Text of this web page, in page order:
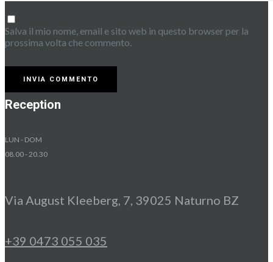
Salva il mio nome, email e sito web in questo browser per la
prossima volta che commento.
Reception
LUN - DOM
08.00 - 20.30
Via August Kleeberg, 7, 39025 Naturno BZ
+39 0473 055 035